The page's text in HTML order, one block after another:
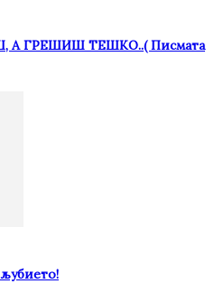
ГРЕШИШ ТЕШКО..( Писмата